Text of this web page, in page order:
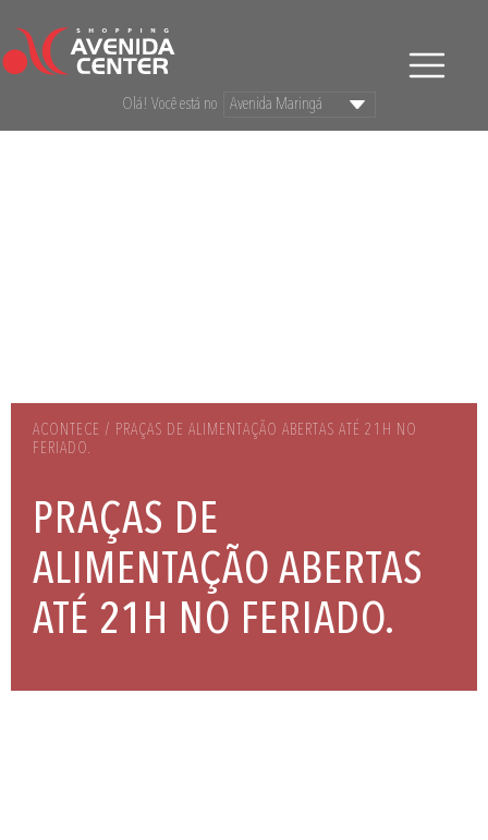
Olá! Você está no
ACONTECE / PRAÇAS DE ALIMENTAÇÃO ABERTAS ATÉ 21H NO
FERIADO.
PRAÇAS DE
ALIMENTAÇÃO ABERTAS
ATÉ 21H NO FERIADO.